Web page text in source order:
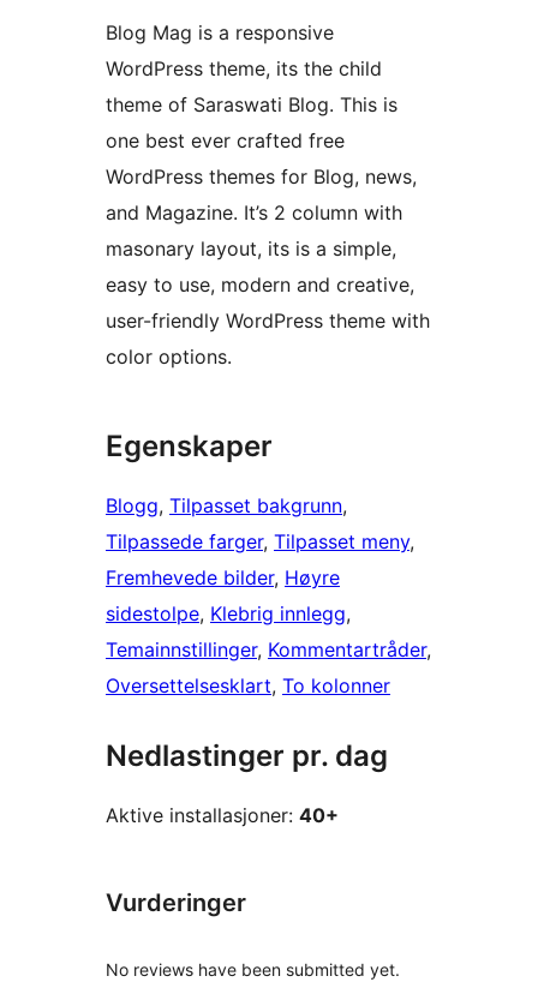
Blog Mag is a responsive
WordPress theme, its the child
theme of Saraswati Blog. This is
one best ever crafted free
WordPress themes for Blog, news,
and Magazine. It’s 2 column with
masonary layout, its is a simple,
easy to use, modern and creative,
user-friendly WordPress theme with
color options.
Egenskaper
Blogg, Tilpasset bakgrunn
Tilpassede farger, Tilpasset meny
Fremhevede bilder, Høyre
sidestolpe, Klebrig innlegg
Temainnstillinger, Kommentartråder
Oversettelsesklart, To kolonner
Nedlastinger pr. dag
Aktive installasjoner: 40+
Vurderinger
No reviews have been submitted yet.